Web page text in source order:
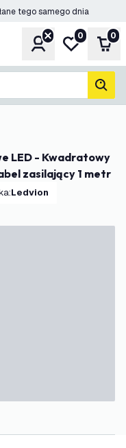
tego samego dnia
KontoMoja lista
0 0
zasilający 1 metr
: Ledvion